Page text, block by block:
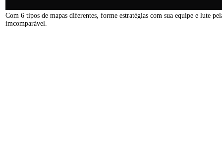
Com 6 tipos de mapas diferentes, forme estratégias com sua equipe e lute
imcomparável.